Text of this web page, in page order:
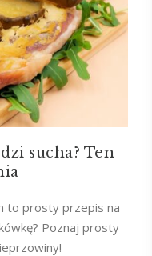
sucha? Ten
to prosty przepis na
Poznaj prosty